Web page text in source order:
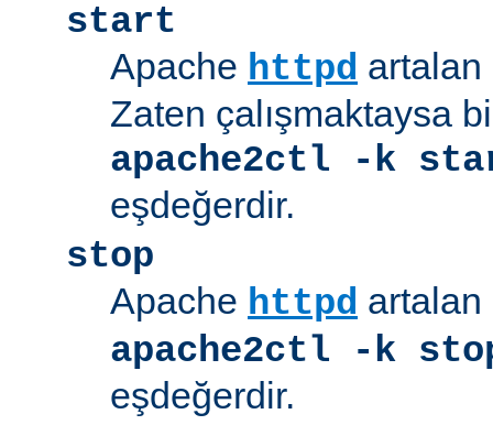
start
Apache httpd artalan
Zaten çalışmaktaysa
apache2ctl -k
eşdeğerdir.
stop
Apache httpd artalan
apache2ctl -k
eşdeğerdir.